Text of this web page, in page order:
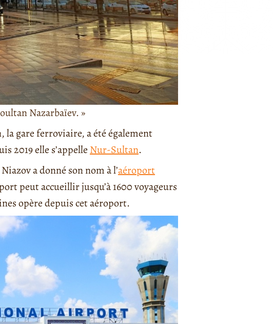
Nazarbaïev. »
gare ferroviaire, a été également
2019 elle s’appelle Nur-Sultan.
a donné son nom à l’aéroport
peut accueillir jusqu’à 1600 voyageurs
opère depuis cet aéroport.